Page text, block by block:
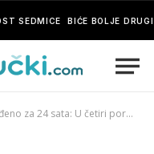
SEDMICE BIĆE BOLJE
24 sata: U četiri porodilišta niti jedan porod